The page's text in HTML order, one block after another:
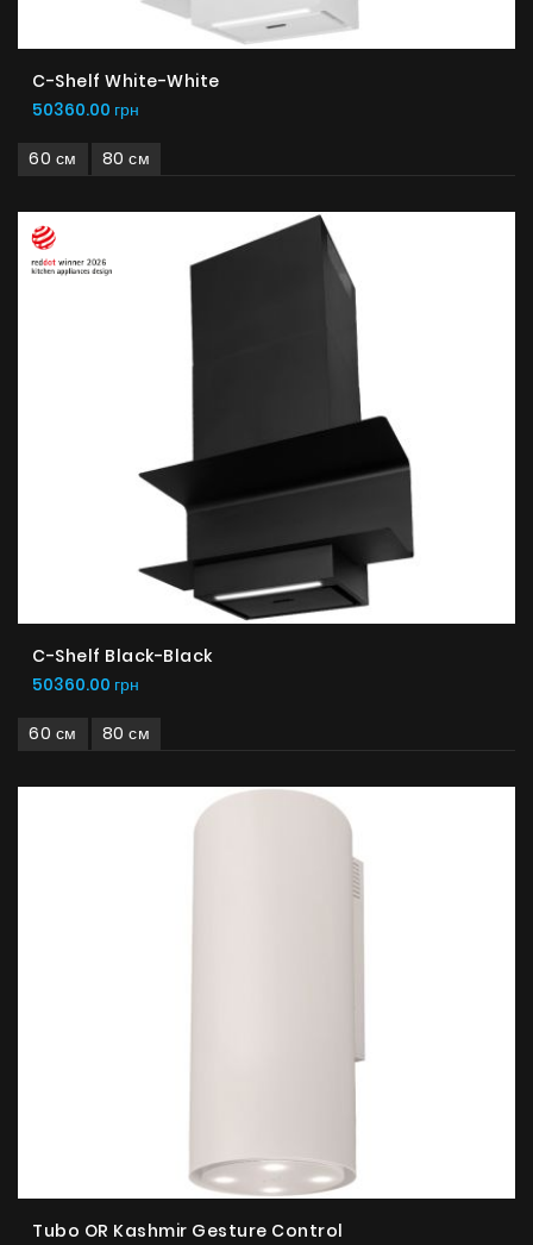
C-Shelf White-White
50360.00 грн
60 см 80 см
C-Shelf Black-Black
50360.00 грн
60 см 80 см
Tubo OR Kashmir Gesture Control